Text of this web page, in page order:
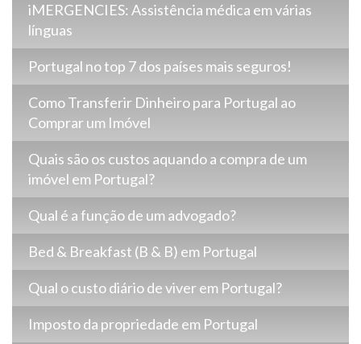
iMERGENCIES: Assistência médica em várias
línguas
Portugal no top 7 dos países mais seguros!
Como Transferir Dinheiro para Portugal ao
Comprar um Imóvel
Quais são os custos aquando a compra de um
imóvel em Portugal?
Qual é a função de um advogado?
Bed & Breakfast (B & B) em Portugal
Qual o custo diário de viver em Portugal?
Imposto da propriedade em Portugal